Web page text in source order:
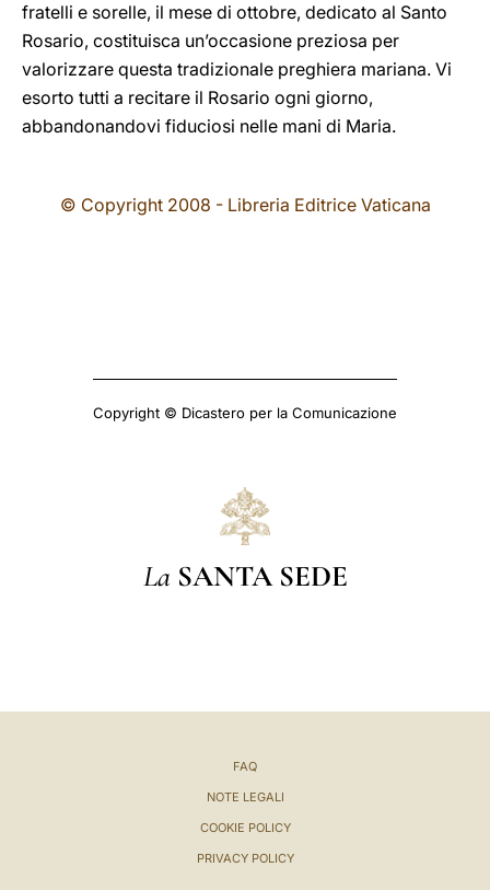
fratelli e sorelle, il mese di ottobre, dedicato al Santo
Rosario, costituisca un’occasione preziosa per
valorizzare questa tradizionale preghiera mariana. Vi
esorto tutti a recitare il Rosario ogni giorno,
abbandonandovi fiduciosi nelle mani di Maria.
© Copyright 2008 - Libreria Editrice Vaticana
Copyright © Dicastero per la Comunicazione
La SANTA SEDE
FAQ
NOTE LEGALI
COOKIE POLICY
PRIVACY POLICY